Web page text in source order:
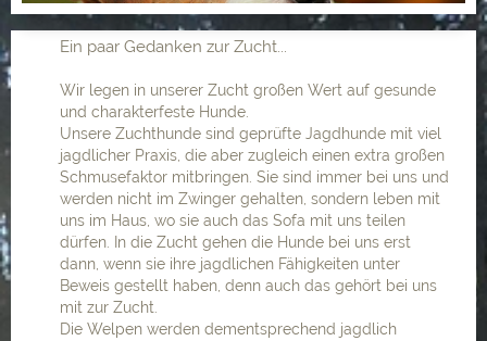
Ein paar Gedanken zur Zucht...
Wir legen in unserer Zucht großen Wert auf gesunde
und charakterfeste Hunde.
Unsere Zuchthunde sind geprüfte Jagdhunde mit viel
jagdlicher Praxis, die aber zugleich einen extra großen
Schmusefaktor mitbringen. Sie sind immer bei uns und
werden nicht im Zwinger gehalten, sondern leben mit
uns im Haus, wo sie auch das Sofa mit uns teilen
dürfen. In die Zucht gehen die Hunde bei uns erst
dann, wenn sie ihre jagdlichen Fähigkeiten unter
Beweis gestellt haben, denn auch das gehört bei uns
mit zur Zucht.
Die Welpen werden dementsprechend jagdlich